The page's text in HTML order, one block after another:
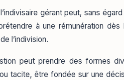
gérant peut, sans
à une rémunération dès
l’indivision.
peut prendre des formes
tacite, être fondée sur une